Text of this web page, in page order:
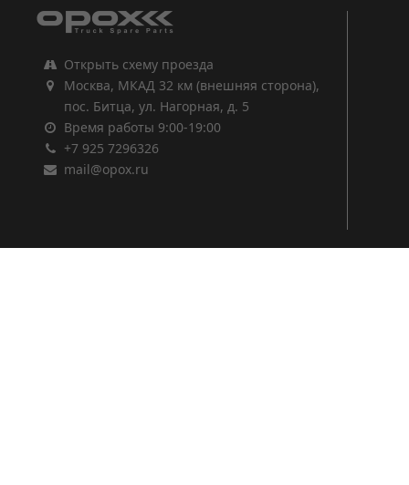
Открыть схему проезда
Москва, МКАД 32 км (внешняя сторона),
пос. Битца, ул. Нагорная, д. 5
Время работы 9:00-19:00
+7 925 7296326
mail@opox.ru